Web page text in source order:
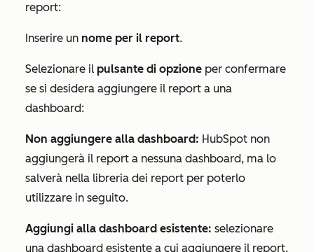
report:
Inserire un nome per il report.
Selezionare il pulsante di opzione per confermare
se si desidera aggiungere il report a una
dashboard:
Non aggiungere alla dashboard: HubSpot non
aggiungerà il report a nessuna dashboard, ma lo
salverà nella libreria dei report per poterlo
utilizzare in seguito.
Aggiungi alla dashboard esistente: selezionare
una dashboard esistente a cui aggiungere il report.